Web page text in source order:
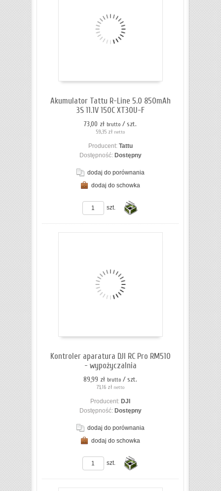
Akumulator Tattu R-Line 5.0 850mAh
3S 11.1V 150C XT30U-F
73,00 zł brutto / szt.
59,35 zł netto
Producent: Tattu
Dostępność: Dostępny
dodaj do porównania
dodaj do schowka
szt.
Kontroler aparatura DJI RC Pro RM510
- wypożyczalnia
89,99 zł brutto / szt.
73,16 zł netto
Producent: DJI
Dostępność: Dostępny
dodaj do porównania
dodaj do schowka
szt.